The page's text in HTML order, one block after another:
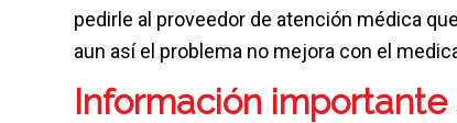
pedirle al proveedor de atención médica
aun así el problema no mejora con el
Información